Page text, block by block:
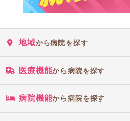
地域から病院を探す
医療機能から病院を探す
病院機能から病院を探す